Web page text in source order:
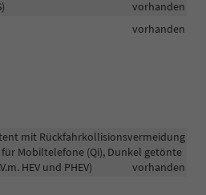
vorhanden
vorhanden
mit Rückfahrkollisionsvermeidung
Mobiltelefone (Qi), Dunkel getönte
HEV und PHEV)
vorhanden